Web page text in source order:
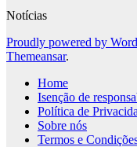
Notícias
Proudly powered by
Themeansar.
Home
Isenção de
Política de
Sobre nós
Termos e